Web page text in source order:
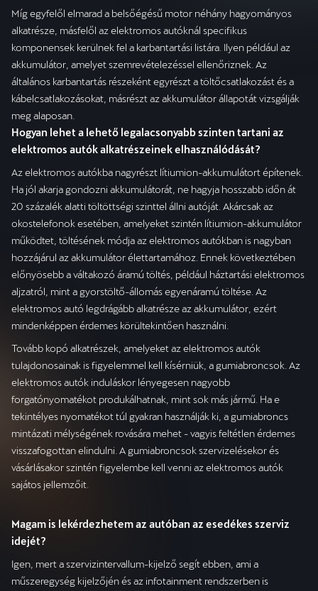
Míg egyfelől elmarad a belsőégésű motor néhány hagyományos
alkatrésze, másfelől az elektromos autóknál specifikus
komponensek kerülnek fel a karbantartási listára. Ilyen például az
akkumulátor, amelyet szemrevételezéssel ellenőriznek. Az
általános karbantartás részeként egyrészt a töltőcsatlakozást és a
kábelcsatlakozásokat, másrészt az akkumulátor állapotát vizsgálják
meg alaposan.
Hogyan lehet a lehető legalacsonyabb szinten tartani az
elektromos autók alkatrészeinek elhasználódását?
Az elektromos autókba nagyrészt lítiumion-akkumulátort építenek.
Ha jól akarja gondozni akkumulátorát, ne hagyja hosszabb időn át
20 százalék alatti töltöttségi szinttel állni autóját. Akárcsak az
okostelefonok esetében, amelyeket szintén lítiumion-akkumulátor
működtet, töltésének módja az elektromos autókban is nagyban
hozzájárul az akkumulátor élettartamához. Ennek következtében
előnyösebb a váltakozó áramú töltés, például háztartási elektromos
aljzatról, mint a gyorstöltő-állomás egyenáramú töltése. Az
elektromos autó legdrágább alkatrésze az akkumulátor, ezért
mindenképpen érdemes körültekintően használni.
Tovább kopó alkatrészek, amelyeket az elektromos autók
tulajdonosainak is figyelemmel kell kísérniük, a gumiabroncsok. Az
elektromos autók induláskor lényegesen nagyobb
forgatónyomatékot produkálhatnak, mint sok más jármű. Ha e
tekintélyes nyomatékot túl gyakran használják ki, a gumiabroncs
mintázati mélységének rovására mehet - vagyis feltétlen érdemes
visszafogottan elindulni. A gumiabroncsok szervizelésekor és
vásárlásakor szintén figyelembe kell venni az elektromos autók
sajátos jellemzőit.
Magam is lekérdezhetem az autóban az esedékes szerviz
idejét?
Igen, mert a szervizintervallum-kijelző segít ebben, ami a
műszeregység kijelzőjén és az infotainment rendszerben is